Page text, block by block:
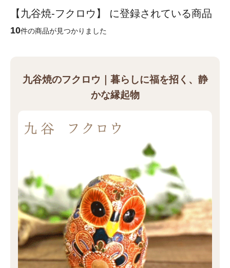
【九谷焼-フクロウ】 に登録されている商品
10件の商品が見つかりました
九谷焼のフクロウ｜暮らしに福を招く、静
かな縁起物